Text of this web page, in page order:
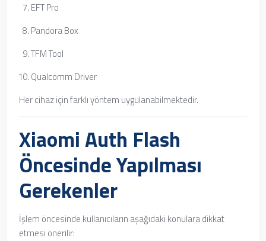
EFT Pro
Pandora Box
TFM Tool
Qualcomm Driver
Her cihaz için farklı yöntem uygulanabilmektedir.
Xiaomi Auth Flash
Öncesinde Yapılması
Gerekenler
İşlem öncesinde kullanıcıların aşağıdaki konulara dikkat
etmesi önerilir: